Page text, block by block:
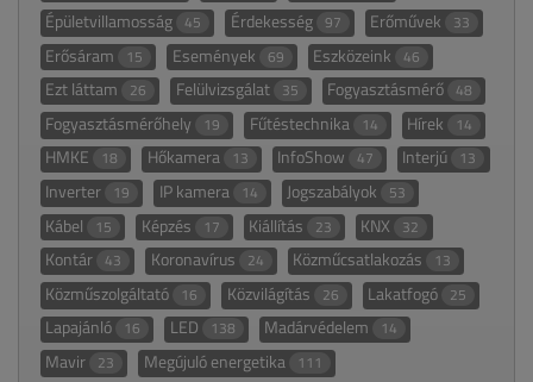
Épületvillamosság 45 Érdekesség 97 Erőművek 33
Erősáram 15 Események 69 Eszközeink 46
Ezt láttam 26 Felülvizsgálat 35 Fogyasztásmérő 48
Fogyasztásmérőhely 19 Fűtéstechnika 14 Hírek 14
HMKE 18 Hőkamera 13 InfoShow 47 Interjú 13
Inverter 19 IP kamera 14 Jogszabályok 53
Kábel 15 Képzés 17 Kiállítás 23 KNX 32
Kontár 43 Koronavírus 24 Közműcsatlakozás 13
Közműszolgáltató 16 Közvilágítás 26 Lakatfogó 25
Lapajánló 16 LED 138 Madárvédelem 14
Mavir 23 Megújuló energetika 111